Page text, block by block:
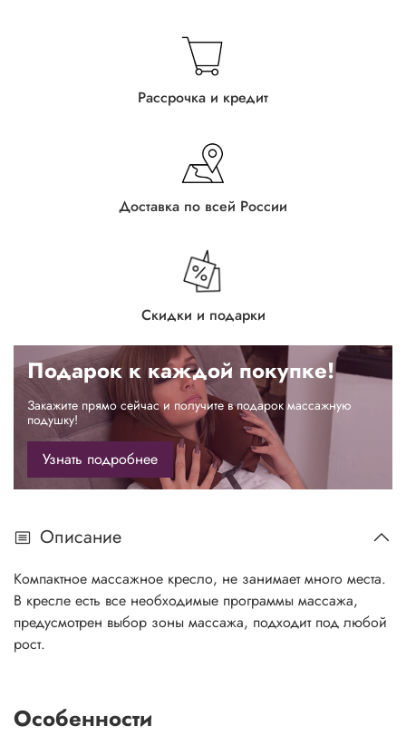
Рассрочка и кредит
Доставка по всей России
Скидки и подарки
Подарок к каждой покупке!
Закажите прямо сейчас и получите в подарок массажную
подушку!
Узнать подробнее
Описание
Компактное массажное кресло, не занимает много места.
В кресле есть все необходимые программы массажа,
предусмотрен выбор зоны массажа, подходит под любой
рост.
Особенности